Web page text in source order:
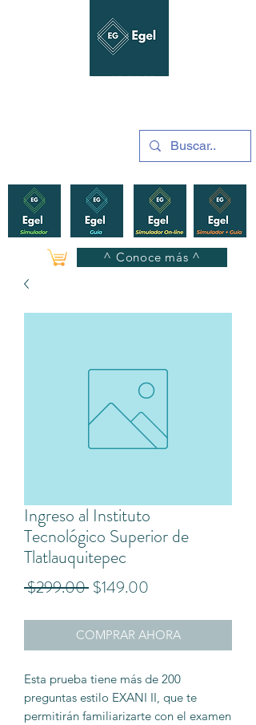
GUÍAS Y SIMULADORES
^ Conoce más ^
Ingreso al Instituto
Tecnológico Superior de
Tlatlauquitepec
$299.00 Precio
$149.00
oferta
COMPRAR AHORA
Esta prueba tiene más de 200
preguntas estilo EXANI II, que te
permitirán familiarizarte con el examen